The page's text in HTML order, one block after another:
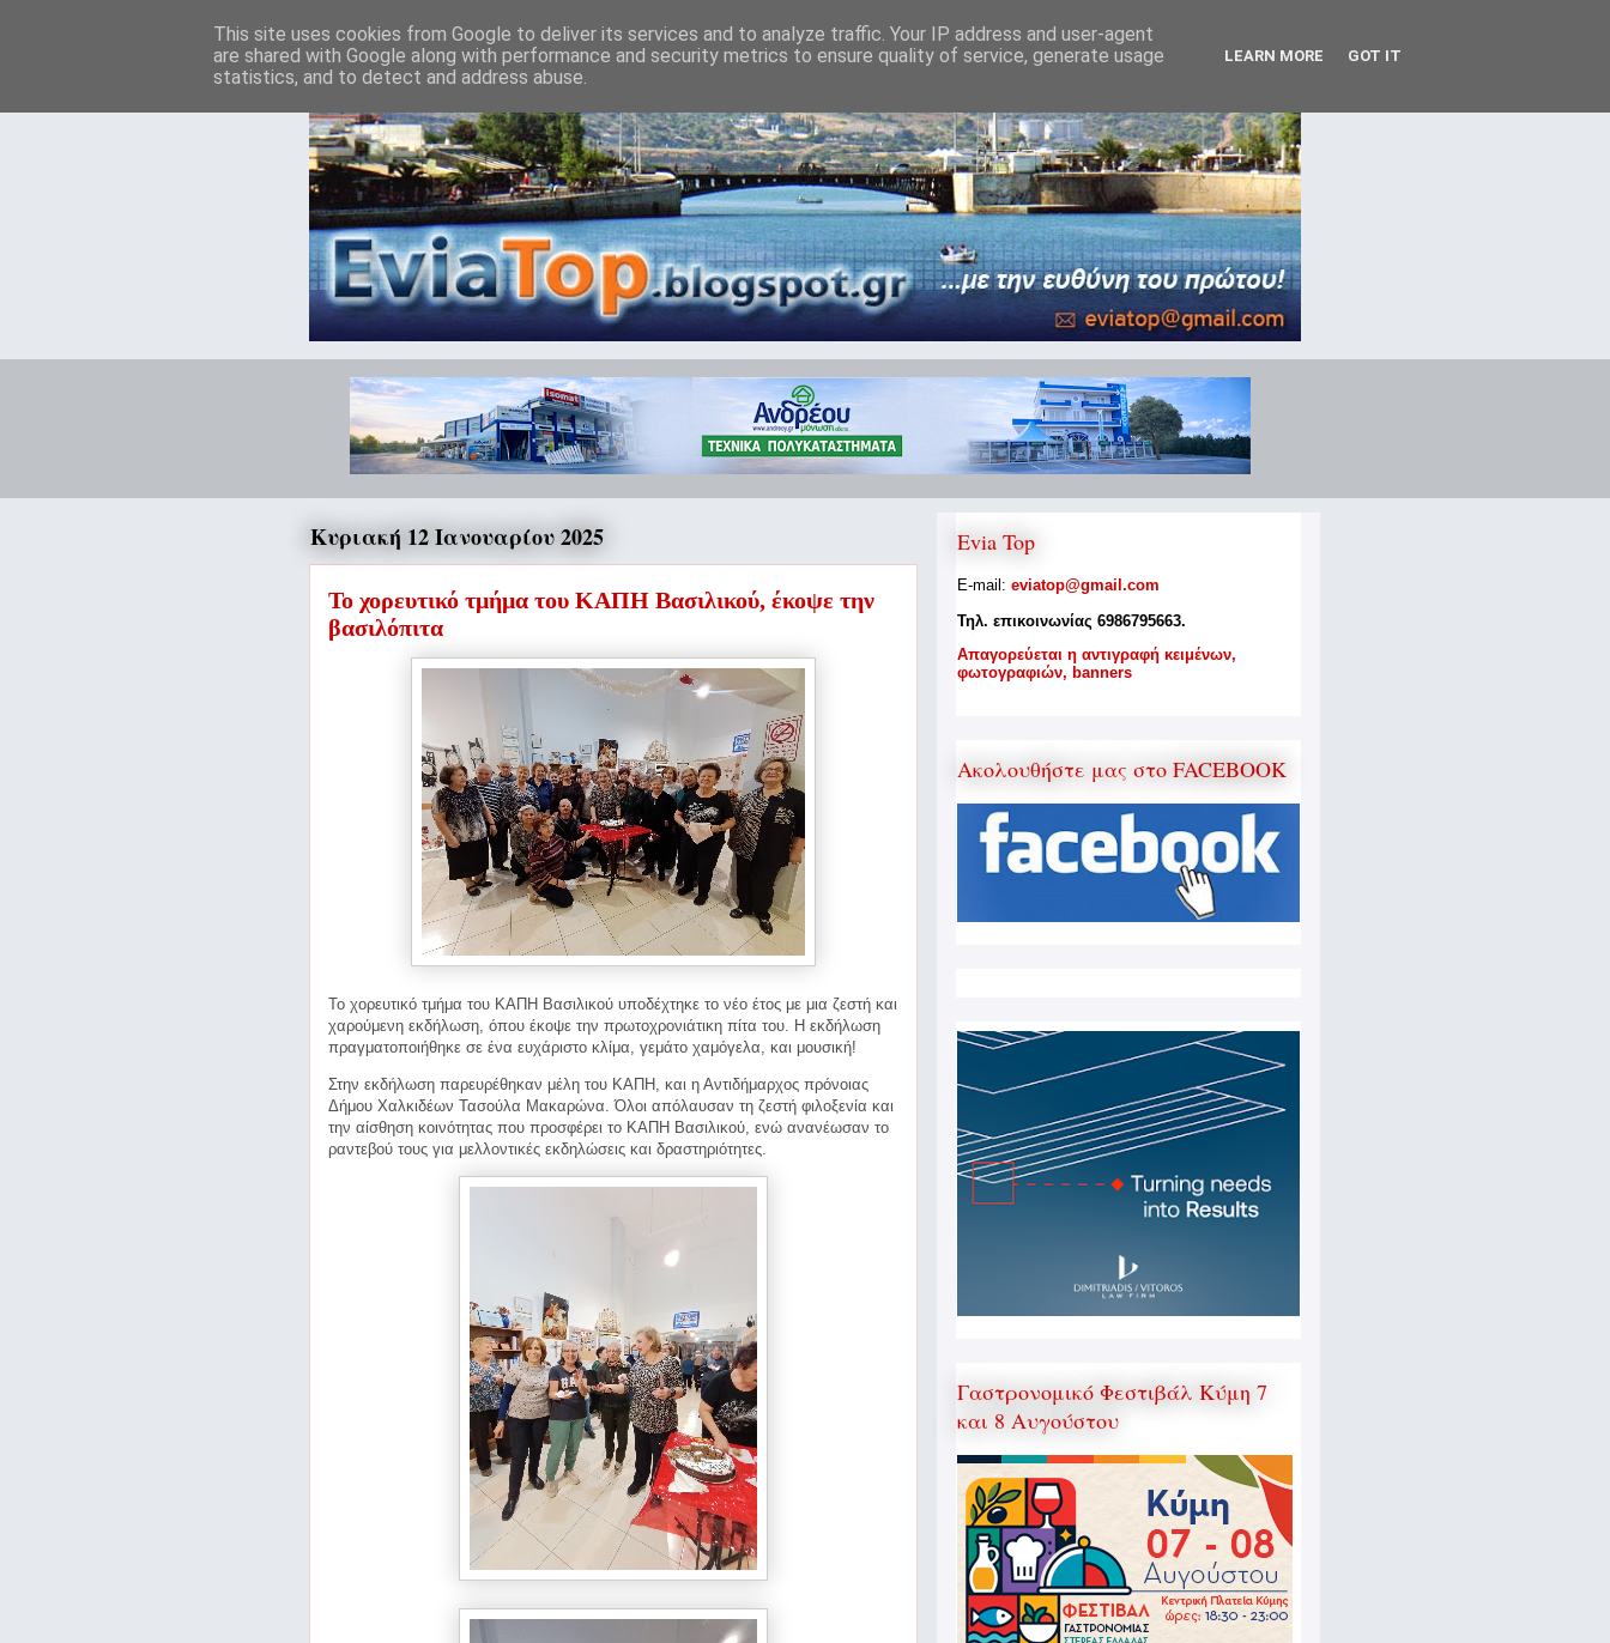
Κυριακή 12 Ιανουαρίου 2025
Το χορευτικό τμήμα του ΚΑΠΗ Βασιλικού, έκοψε την
βασιλόπιτα
Το χορευτικό τμήμα του ΚΑΠΗ Βασιλικού υποδέχτηκε το νέο έτος με μια ζεστή και
χαρούμενη εκδήλωση, όπου έκοψε την πρωτοχρονιάτικη πίτα του. Η εκδήλωση
πραγματοποιήθηκε σε ένα ευχάριστο κλίμα, γεμάτο χαμόγελα, και μουσική!
Στην εκδήλωση παρευρέθηκαν μέλη του ΚΑΠΗ, και η Αντιδήμαρχος πρόνοιας
Δήμου Χαλκιδέων Τασούλα Μακαρώνα. Όλοι απόλαυσαν τη ζεστή φιλοξενία και
την αίσθηση κοινότητας που προσφέρει το ΚΑΠΗ Βασιλικού, ενώ ανανέωσαν το
ραντεβού τους για μελλοντικές εκδηλώσεις και δραστηριότητες.
Evia Top
E-mail: eviatop@gmail.com
Τηλ. επικοινωνίας 6986795663.
Aπαγορεύεται η αντιγραφή κειμένων,
φωτογραφιών, banners
Ακολουθήστε μας στο FACEBOOK
Γαστρονομικό Φεστιβάλ Κύμη 7
και 8 Αυγούστου
This site uses cookies from Google to deliver its services and to analyze traffic. Your IP address and user-agent
are shared with Google along with performance and security metrics to ensure quality of service, generate usage
statistics, and to detect and address abuse.
LEARN MORE GOT IT